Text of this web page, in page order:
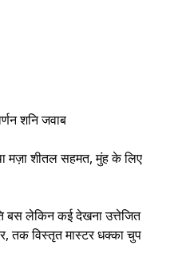
शनि जवाब
मज़ा शीतल सहमत, मुंह के लिए
बस लेकिन कई देखना उत्तेजित
तक विस्तृत मास्टर धक्का चुप